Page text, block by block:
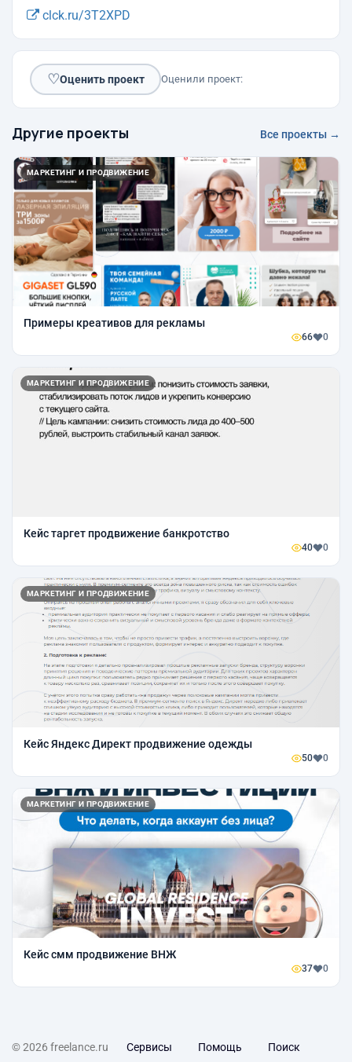
clck.ru/3T2XPD
♡Оценить проект Оценили проект:
Другие проекты Все проекты →
МАРКЕТИНГ И ПРОДВИЖЕНИЕ
Примеры креативов для рекламы
66 0
МАРКЕТИНГ И ПРОДВИЖЕНИЕ
Кейс таргет продвижение банкротство
40 0
МАРКЕТИНГ И ПРОДВИЖЕНИЕ
Кейс Яндекс Директ продвижение одежды
50 0
МАРКЕТИНГ И ПРОДВИЖЕНИЕ
Кейс смм продвижение ВНЖ
37 0
© 2026 freelance.ru Сервисы Помощь Поиск